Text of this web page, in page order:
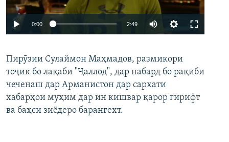
Auto 240p 360p 480p
720p 1080p
0:00 2:49
360p
480p
Пирӯзии Сулаймон Маҳмадов, размикори
тоҷик бо лақаби "Ҷаллод", дар набард бо рақиби
чеченаш дар Арманистон дар сархати
хабарҳои муҳим дар ин кишвар қарор гирифт
ва баҳси зиёдеро барангехт.